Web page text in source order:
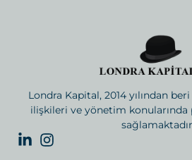
Londra Kapital, 2014 yılından
ilişkileri ve yönetim